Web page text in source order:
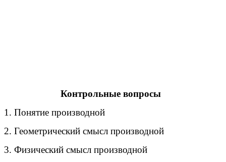
Контрольные вопросы
1. Понятие производной
2. Геометрический смысл производной
3. Физический смысл производной